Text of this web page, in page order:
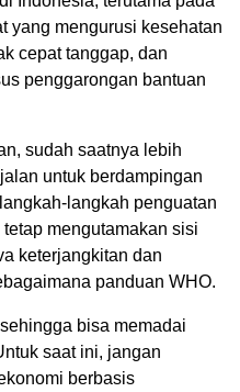
yang mengurusi kesehatan
cepat tanggap, dan
penggarongan bantuan
sudah saatnya lebih
untuk berdampingan
langkah penguatan
mengutamakan sisi
keterjangkitan dan
panduan WHO.
bisa memadai
saat ini, jangan
berbasis